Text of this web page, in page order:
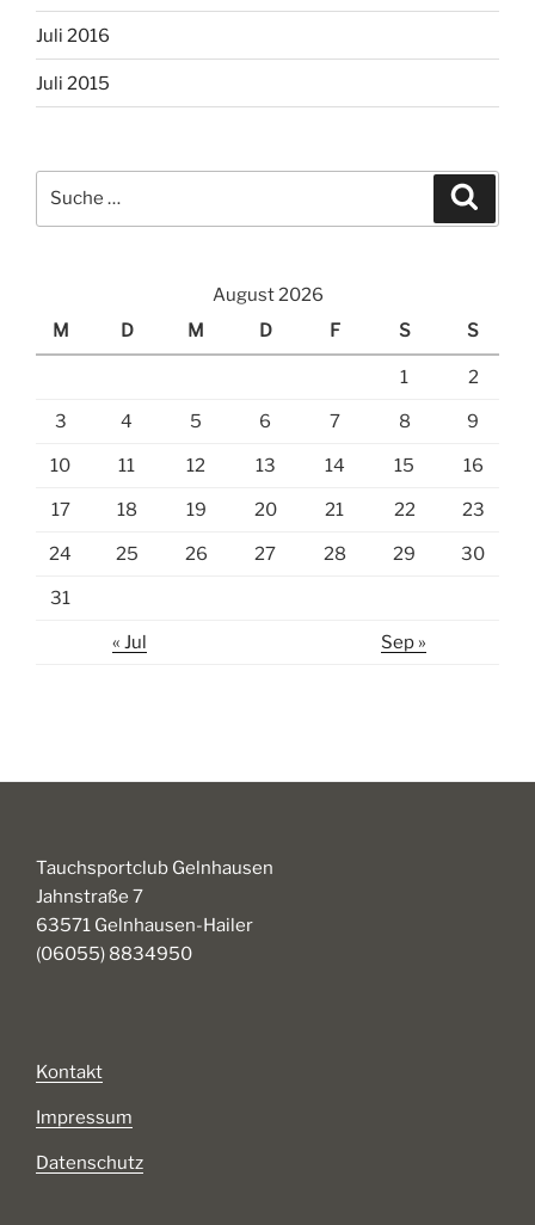
Juli 2016
Juli 2015
Suche
August 2026
M
D M D F S S
1 2
3 4 5 6 7 8 9
10 11 12 13 14 15 16
17 18 19 20 21 22 23
24 25 26 27 28 29 30
31
« Jul Sep »
Tauchsportclub Gelnhausen
Jahnstraße 7
63571 Gelnhausen-Hailer
(06055) 8834950
Kontakt
Impressum
Datenschutz